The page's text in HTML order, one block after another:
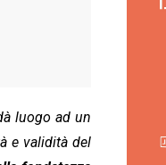
luogo ad un
e validità del